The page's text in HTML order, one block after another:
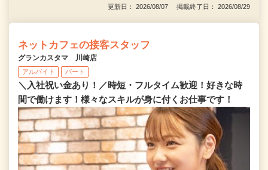
更新日： 2026/08/07 掲載終了日： 2026/08/29
ネットカフェの接客スタッフ
グランカスタマ 川崎店
アルバイト パート
＼入社祝い金あり！／時短・フルタイム歓迎！好きな時
間で働けます！様々なスキルが身に付くお仕事です！